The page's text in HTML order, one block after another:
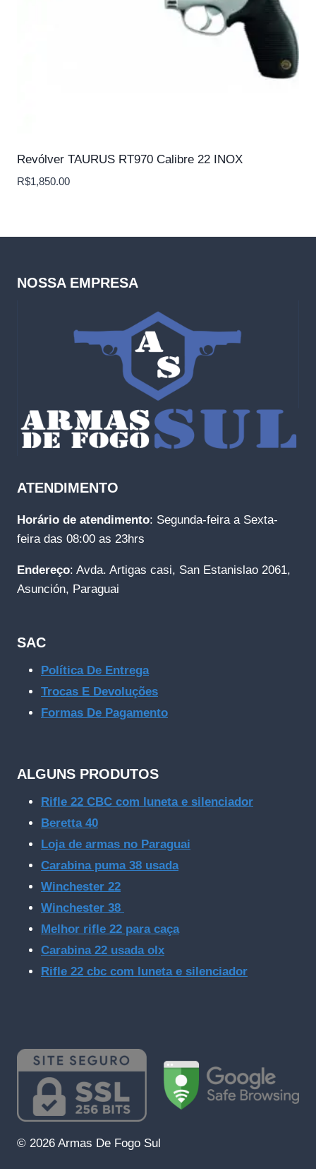
Revólver TAURUS RT970 Calibre 22 INOX
R$1,850.00
NOSSA EMPRESA
ATENDIMENTO
Horário de atendimento: Segunda-feira a Sexta-
feira das 08:00 as 23hrs
Endereço: Avda. Artigas casi, San Estanislao 2061,
Asunción, Paraguai
SAC
Política De Entrega
Trocas E Devoluções
Formas De Pagamento
ALGUNS PRODUTOS
Rifle 22 CBC com luneta e silenciador
Beretta 40
Loja de armas no Paraguai
Carabina puma 38 usada
Winchester 22
Winchester 38
Melhor rifle 22 para caça
Carabina 22 usada olx
Rifle 22 cbc com luneta e silenciador
© 2026 Armas De Fogo Sul